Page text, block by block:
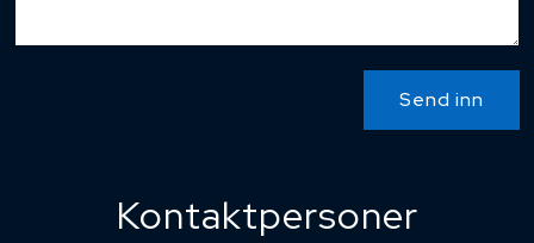
Send inn
Kontaktpersoner